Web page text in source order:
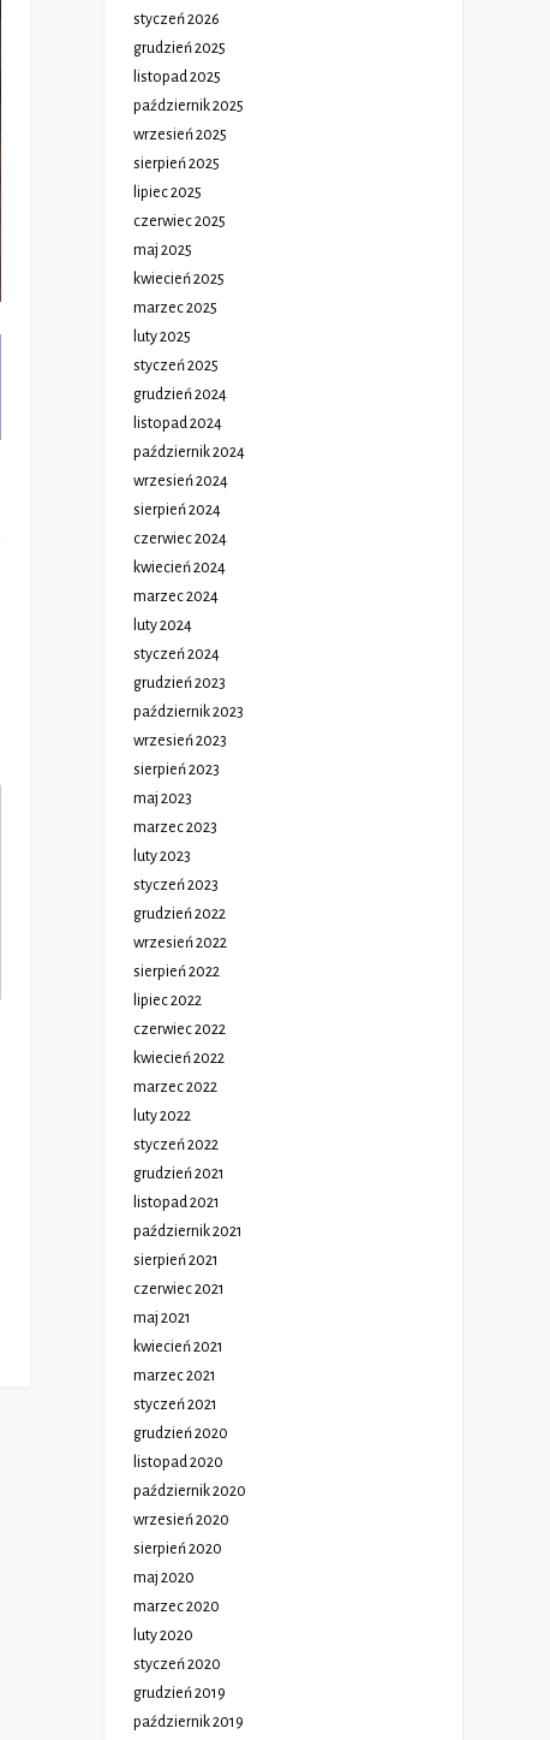
styczeń 2026
grudzień 2025
listopad 2025
październik 2025
wrzesień 2025
sierpień 2025
lipiec 2025
czerwiec 2025
maj 2025
kwiecień 2025
marzec 2025
luty 2025
styczeń 2025
grudzień 2024
listopad 2024
październik 2024
wrzesień 2024
sierpień 2024
czerwiec 2024
kwiecień 2024
marzec 2024
luty 2024
styczeń 2024
grudzień 2023
październik 2023
wrzesień 2023
sierpień 2023
maj 2023
marzec 2023
luty 2023
styczeń 2023
grudzień 2022
wrzesień 2022
sierpień 2022
lipiec 2022
czerwiec 2022
kwiecień 2022
marzec 2022
luty 2022
styczeń 2022
grudzień 2021
listopad 2021
październik 2021
sierpień 2021
czerwiec 2021
maj 2021
kwiecień 2021
marzec 2021
styczeń 2021
grudzień 2020
listopad 2020
październik 2020
wrzesień 2020
sierpień 2020
maj 2020
marzec 2020
luty 2020
styczeń 2020
grudzień 2019
październik 2019